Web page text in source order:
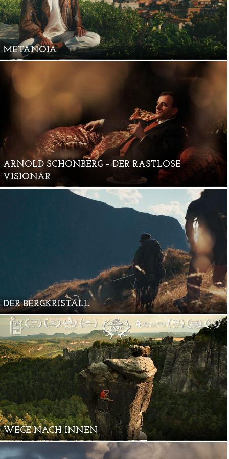
METANOIA
ARNOLD SCHÖNBERG – DER RASTLOSE
VISIONÄR
DER BERGKRISTALL
WEGE NACH INNEN